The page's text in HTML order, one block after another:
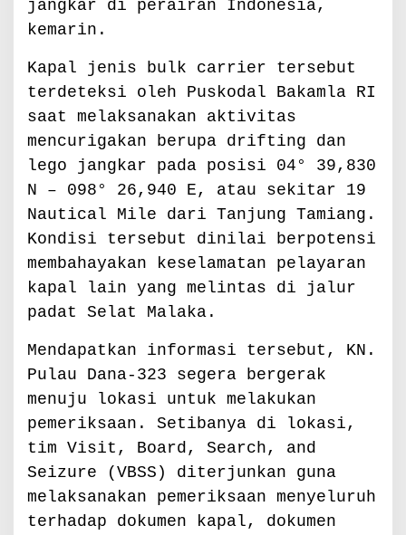
a
e
n
a
m
S
e
a
t
k
a
jangkar di perairan Indonesia,
kemarin.
Kapal jenis bulk carrier tersebut
terdeteksi oleh Puskodal Bakamla RI
saat melaksanakan aktivitas
mencurigakan berupa drifting dan
lego jangkar pada posisi 04° 39,830
N – 098° 26,940 E, atau sekitar 19
Nautical Mile dari Tanjung Tamiang.
Kondisi tersebut dinilai berpotensi
membahayakan keselamatan pelayaran
kapal lain yang melintas di jalur
padat Selat Malaka.
Mendapatkan informasi tersebut, KN.
Pulau Dana-323 segera bergerak
menuju lokasi untuk melakukan
pemeriksaan. Setibanya di lokasi,
tim Visit, Board, Search, and
Seizure (VBSS) diterjunkan guna
melaksanakan pemeriksaan menyeluruh
terhadap dokumen kapal, dokumen